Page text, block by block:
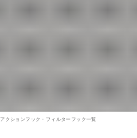
アクションフック・フィルターフック一覧